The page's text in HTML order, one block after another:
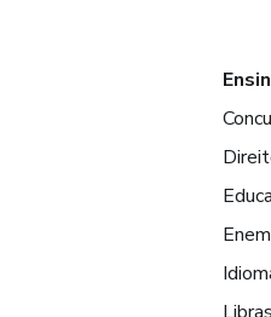
Enem